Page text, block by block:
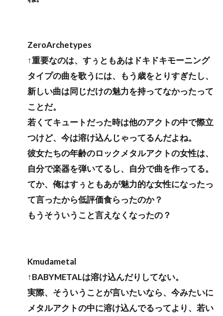
ZeroArchetypes
↑重要なのは、すぅともあはドキドキモーニング
タイプの曲を歌うには、もう歳をとりすぎたし、
新しい曲は同じだけの魅力を持ってなかったって
ことだ。
若くてキュートだった時は他のアクトの中で際立
つけど、今は溶け込んじゃってるんだよね。
彼女たちの年齢のロックメタルアクトの女性は、
自分で楽器を弾いてるし、自分で曲を作ってる。
てか、俺はすぅともあが魅力的な女性になったっ
て言ったから低評価食らったのか？
もうそういうこと言えなくなったの？
Kmudametal
↑BABYMETALは溶け込んだりしてない。
実際、そういうことが言いたいなら、今みたいに
メタルアクトの中に溶け込んでるってより、若い